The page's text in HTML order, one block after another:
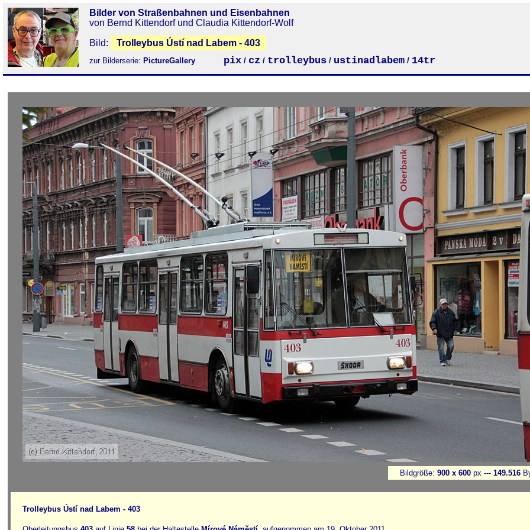
Bilder von Straßenbahnen und Eisenbahnen
von Bernd Kittendorf und Claudia Kittendorf-Wolf
Bild:
Trolleybus Ústí nad Labem - 403
zur Bilderserie: PictureGallery pix / cz / trolleybus / ustinadlabem / 14tr
Bildgröße: 900 x 600 px --- 149.516
Trolleybus Ústí nad Labem - 403